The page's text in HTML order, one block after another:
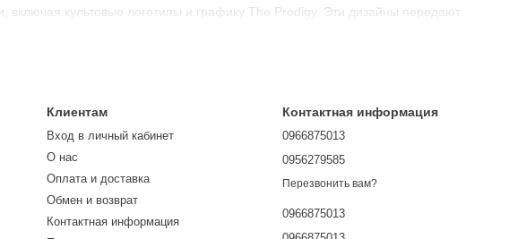
культовые логотипы и графику The Prodigy. Эти дизайны передают
футболки разных стилей и размеров, которые подходят для любого случая –
цены на все наши товары и обеспечиваем быструю доставку, чтобы вы могли
к электронной музыке и культуре этой легендарной группы. Оформляйте
Клиентам
Вход в личный кабинет
О нас
Оплата и доставка
Обмен и возврат
Контактная информация
Контактная информация
0966875013
0956279585
Перезвонить вам?
0966875013